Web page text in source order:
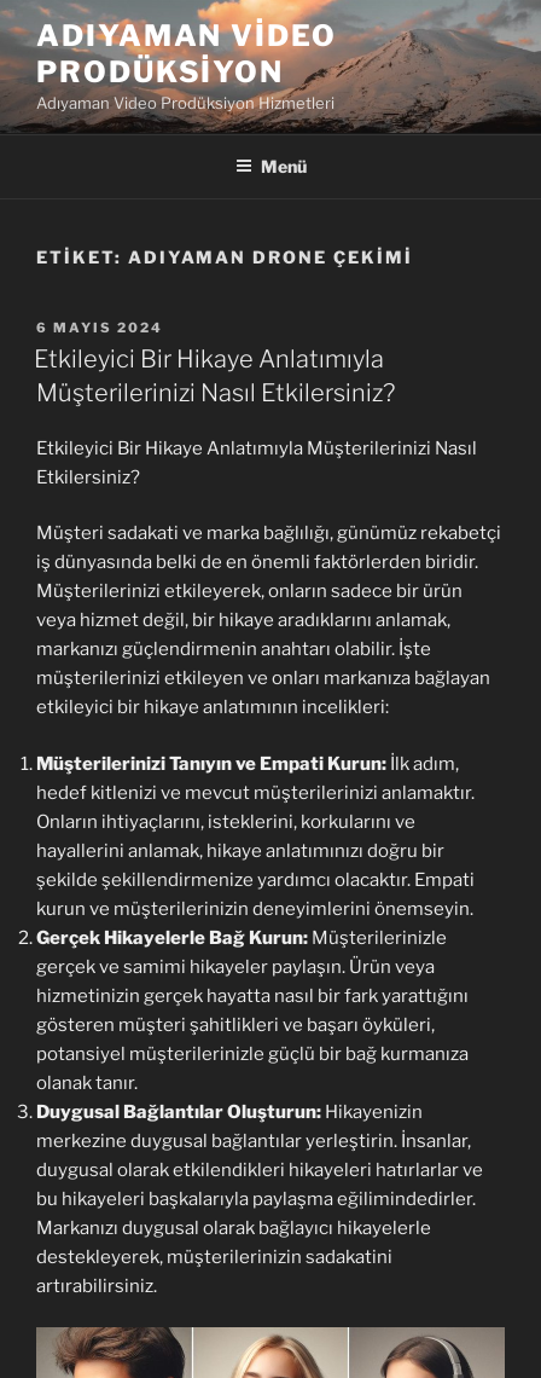
İçeriğe
geç ADIYAMAN VIDEO
PRODÜKSIYON
Adıyaman Video Prodüksiyon Hizmetleri
Menü
ETIKET: ADIYAMAN DRONE ÇEKIMI
YAYIM
TARIHI
6 MAYIS 2024
Etkileyici Bir Hikaye Anlatımıyla
Müşterilerinizi Nasıl Etkilersiniz?
Etkileyici Bir Hikaye Anlatımıyla Müşterilerinizi Nasıl
Etkilersiniz?
Müşteri sadakati ve marka bağlılığı, günümüz rekabetçi
iş dünyasında belki de en önemli faktörlerden biridir.
Müşterilerinizi etkileyerek, onların sadece bir ürün
veya hizmet değil, bir hikaye aradıklarını anlamak,
markanızı güçlendirmenin anahtarı olabilir. İşte
müşterilerinizi etkileyen ve onları markanıza bağlayan
etkileyici bir hikaye anlatımının incelikleri:
Müşterilerinizi Tanıyın ve Empati Kurun: İlk adım,
hedef kitlenizi ve mevcut müşterilerinizi anlamaktır.
Onların ihtiyaçlarını, isteklerini, korkularını ve
hayallerini anlamak, hikaye anlatımınızı doğru bir
şekilde şekillendirmenize yardımcı olacaktır. Empati
kurun ve müşterilerinizin deneyimlerini önemseyin.
Gerçek Hikayelerle Bağ Kurun: Müşterilerinizle
gerçek ve samimi hikayeler paylaşın. Ürün veya
hizmetinizin gerçek hayatta nasıl bir fark yarattığını
gösteren müşteri şahitlikleri ve başarı öyküleri,
potansiyel müşterilerinizle güçlü bir bağ kurmanıza
olanak tanır.
Duygusal Bağlantılar Oluşturun: Hikayenizin
merkezine duygusal bağlantılar yerleştirin. İnsanlar,
duygusal olarak etkilendikleri hikayeleri hatırlarlar ve
bu hikayeleri başkalarıyla paylaşma eğilimindedirler.
Markanızı duygusal olarak bağlayıcı hikayelerle
destekleyerek, müşterilerinizin sadakatini
artırabilirsiniz.